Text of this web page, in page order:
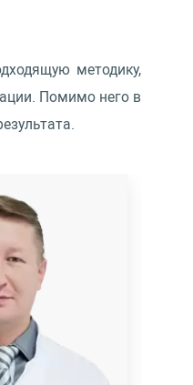
методику,
Помимо него в